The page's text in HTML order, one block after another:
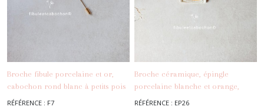
Broche fibule porcelaine et or,
cabochon rond blanc à petits pois
or , broche minimaliste
RÉFÉRENCE : F7
Broche céramique, épingle
porcelaine blanche et orange,
broche fleurs-Les Broches,
RÉFÉRENCE : EP26